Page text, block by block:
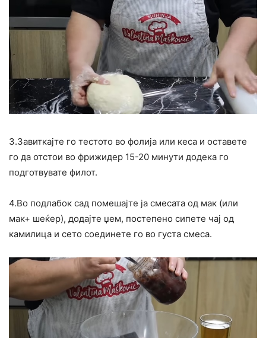
3.Завиткајте го тестото во фолија или кеса и оставете
го да отстои во фрижидер 15-20 минути додека го
подготвувате филот.
4.Во подлабок сад помешајте ја смесата од мак (или
мак+ шеќер), додајте џем, постепено сипете чај од
камилица и сето соединете го во густа смеса.